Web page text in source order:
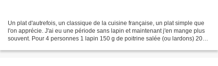
Un plat d'autrefois, un classique de la cuisine française, un plat simple que
l'on apprécie. J'ai eu une période sans lapin et maintenant j'en mange plus
souvent. Pour 4 personnes 1 lapin 150 g de poitrine salée (ou lardons) 200